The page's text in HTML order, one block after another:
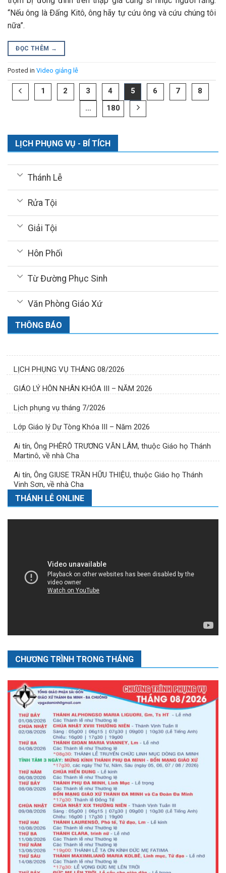
“Nếu ông là Ðấng Kitô, ông hãy tự cứu ông và cứu chúng tôi
nữa”.
ĐỌC THÊM →
Posted in Video giảng lễ
1 2 3 4 5 6 7
8
…
180
LỊCH PHỤNG VỤ - BÍ TÍCH
Thánh Lễ
Rửa Tội
Giải Tội
Hôn Phối
Từ Đường Phục Sinh
Văn Phòng Giáo Xứ
THÔNG BÁO
LỊCH PHỤNG VỤ THÁNG 08/2026
GIÁO LÝ HÔN NHÂN KHÓA III – NĂM 2026
Lịch phụng vụ tháng 7/2026
Lớp Giáo lý Dự Tòng Khóa III – Năm 2026
Ai tín, Ông PHÊRÔ TRƯƠNG VĂN LÂM, thuộc Giáo họ Thánh
Martinô, về nhà Cha
Ai tín, Ông GIUSE TRẦN HỮU THIỆU, thuộc Giáo họ Thánh
Vinh Sơn, về nhà Cha
THÁNH LỄ ONLINE
CHƯƠNG TRÌNH TRONG THÁNG